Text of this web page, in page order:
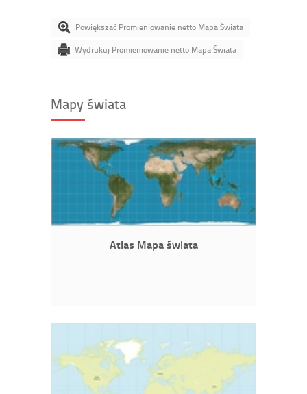
Powiększać Promieniowanie netto Mapa Świata
Wydrukuj Promieniowanie netto Mapa Świata
Mapy świata
Atlas Mapa świata